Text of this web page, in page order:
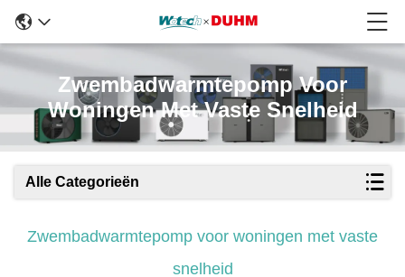
Zwembadwarmtepomp Voor
Woningen Met Vaste Snelheid
Alle Categorieën
Zwembadwarmtepomp voor woningen met vaste
snelheid